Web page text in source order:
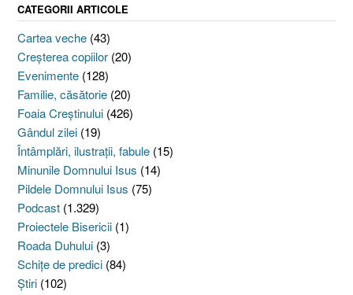
CATEGORII ARTICOLE
Cartea veche (43)
Creşterea copiilor (20)
Evenimente (128)
Familie, căsătorie (20)
Foaia Creştinului (426)
Gândul zilei (19)
Întâmplări, ilustraţii, fabule (15)
Minunile Domnului Isus (14)
Pildele Domnului Isus (75)
Podcast (1.329)
Proiectele Bisericii (1)
Roada Duhului (3)
Schiţe de predici (84)
Ştiri (102)